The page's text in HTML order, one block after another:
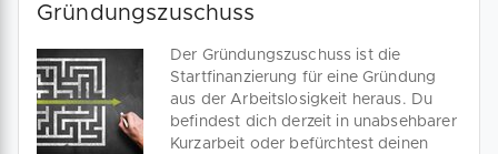
Gründungszuschuss
Der Gründungszuschuss ist die
Startfinanzierung für eine Gründung
aus der Arbeitslosigkeit heraus. Du
befindest dich derzeit in unabsehbarer
Kurzarbeit oder befürchtest deinen